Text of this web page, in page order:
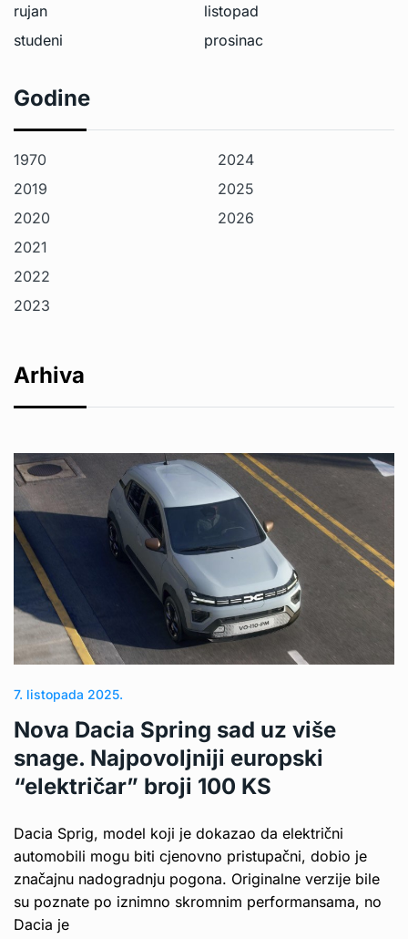
rujan
listopad
studeni
prosinac
Godine
1970
2019
2020
2021
2022
2023
2024
2025
2026
Arhiva
7. listopada 2025.
Nova Dacia Spring sad uz više
snage. Najpovoljniji europski
“električar” broji 100 KS
Dacia Sprig, model koji je dokazao da električni
automobili mogu biti cjenovno pristupačni, dobio je
značajnu nadogradnju pogona. Originalne verzije bile
su poznate po iznimno skromnim performansama, no
Dacia je